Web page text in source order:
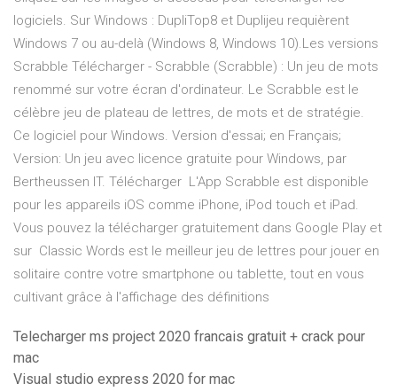
logiciels. Sur Windows : DupliTop8 et Duplijeu requièrent
Windows 7 ou au-delà (Windows 8, Windows 10).Les versions
Scrabble Télécharger - Scrabble (Scrabble) : Un jeu de mots
renommé sur votre écran d'ordinateur. Le Scrabble est le
célèbre jeu de plateau de lettres, de mots et de stratégie.
Ce logiciel pour Windows. Version d'essai; en Français;
Version: Un jeu avec licence gratuite pour Windows‚ par
Bertheussen IT. Télécharger L'App Scrabble est disponible
pour les appareils iOS comme iPhone, iPod touch et iPad.
Vous pouvez la télécharger gratuitement dans Google Play et
sur Classic Words est le meilleur jeu de lettres pour jouer en
solitaire contre votre smartphone ou tablette, tout en vous
cultivant grâce à l'affichage des définitions
Telecharger ms project 2020 francais gratuit + crack pour
mac
Visual studio express 2020 for mac